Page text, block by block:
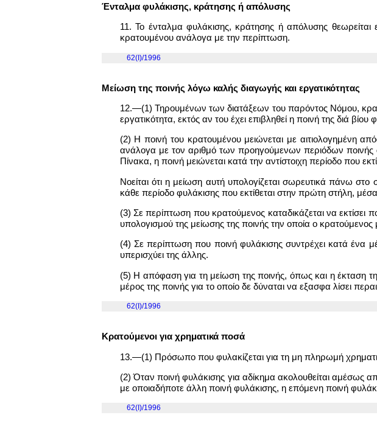
Ένταλμα φυλάκισης, κράτησης ή απόλυσης
11. Το ένταλμα φυλάκισης, κράτησης ή απόλυσης
κρατουμένου ανάλογα με την περίπτωση.
62(I)/1996
Μείωση της ποινής λόγω καλής διαγωγής και εργατικότητας
12.—(1) Τηρουμένων των διατάξεων του παρόντος Νόμου,
εργατικότητα, εκτός αν του έχει επιβληθεί η ποινή της διά βίου
(2) Η ποινή του κρατουμένου μειώνεται με αιτιολογημένη
ανάλογα με τον αριθμό των προηγούμενων περιόδων ποινής
Πίνακα, η ποινή μειώνεται κατά την αντίστοιχη περίοδο που
Νοείται ότι η μείωση αυτή υπολογίζεται σωρευτικά πάνω
κάθε περίοδο φυλάκισης που εκτίθεται στην πρώτη στήλη,
(3) Σε περίπτωση που κρατούμενος καταδικάζεται να εκτίσει
υπολογισμού της μείωσης της ποινής την οποία ο
(4) Σε περίπτωση που ποινή φυλάκισης συντρέχει κατά ένα
υπερισχύει της άλλης.
(5) Η απόφαση για τη μείωση της ποινής, όπως και η έκταση
μέρος της ποινής για το οποίο δε δύναται να εξασφα λίσει
62(I)/1996
Κρατούμενοι για χρηματικά ποσά
13.—(1) Πρόσωπο που φυλακίζεται για τη μη πληρωμή
(2) Όταν ποινή φυλάκισης για αδίκημα ακολουθείται αμέσως
με οποιαδήποτε άλλη ποινή φυλάκισης, η επόμενη ποινή
62(I)/1996